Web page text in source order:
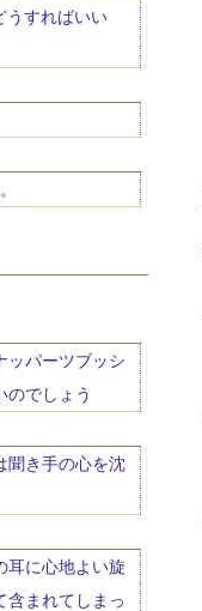
うすればいい
ッパーツブッシ
のでしょう
聞き手の心を沈
耳に心地よい旋
含まれてしまっ